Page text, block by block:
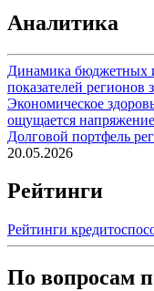
Аналитика
Динамика бюджетных
показателей регионов
Экономическое
ощущается напряжение
Долговой портфель
20.05.2026
Рейтинги
Рейтинги
По вопросам